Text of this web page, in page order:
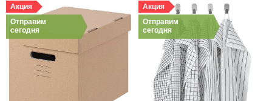
Акция
Отправим
сегодня
Акция
Отправим
сегодня